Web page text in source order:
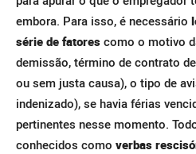
embora. Para isso, é necessário
série de fatores como o motivo
demissão, término de contrato
ou sem justa causa), o tipo de
indenizado), se havia férias
pertinentes nesse momento.
conhecidos como verbas